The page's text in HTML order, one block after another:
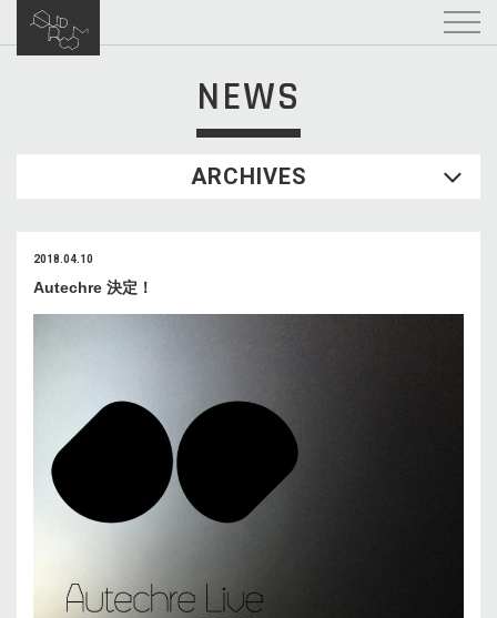
NEWS
ARCHIVES
2018.04.10
Autechre 決定！